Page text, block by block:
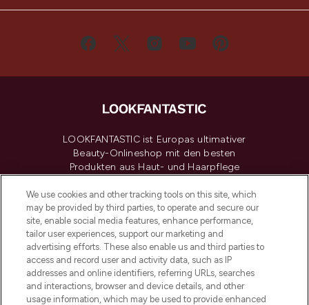
LOOKFANTASTIC ist Europas ultimativer
Beauty-Onlineshop mit den besten
Produkten aus Haut- und Haarpflege
renommierten Marken. Shoppe online
oder über die App mit kostenloser
Lieferung ab einem Einkaufswert von 30€.
Cookie-Einwilligung
Do Not Sell or Share My Personal
Information
We use cookies and other tracking tools on this site, which
may be provided by third parties, to operate and secure our
site, enable social media features, enhance performance,
tailor user experiences, support our marketing and
advertising efforts. These also enable us and third parties to
access and record user and activity data, such as IP
addresses and online identifiers, referring URLs, searches
and interactions, browser and device details, and other
usage information, which may be used to provide enhanced